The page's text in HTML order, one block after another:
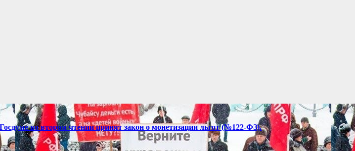
во втором чтении принят закон о монетизации льгот (№122-ФЗ).